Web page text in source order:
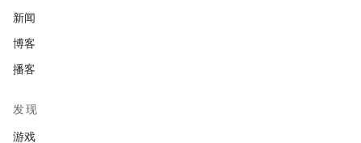
新闻
博客
播客
发现
游戏